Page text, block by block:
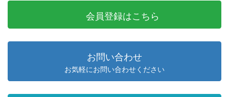
会員登録はこちら
お問い合わせ
お気軽にお問い合わせください